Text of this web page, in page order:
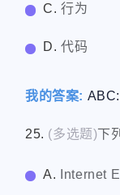
C.行为
D.代码
我的答案:
25. (多选题)下
A. Internet